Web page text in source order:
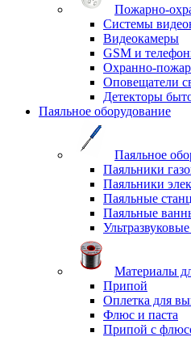
Пожарно-
Системы
Видеокамеры
GSM и
Охранно-
Оповещатели
Детекторы
Паяльное оборудование
Паяльное
Паяльники
Паяльники
Паяльные
Паяльные
Материалы
Припой
Оплетка для
Флюс и паста
Припой с